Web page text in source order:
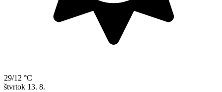
29/12 °C
štvrtok 13. 8.